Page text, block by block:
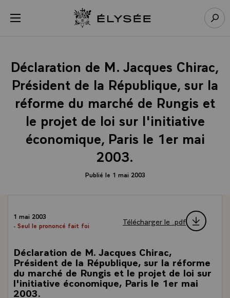
menu Retour à l’accueil Élysée
Déclaration de M. Jacques Chirac,
Président de la République, sur la
réforme du marché de Rungis et
le projet de loi sur l'initiative
économique, Paris le 1er mai
2003.
Publié le 1 mai 2003
1 mai 2003
- Seul le prononcé fait foi
Télécharger le .pdf
Déclaration de M. Jacques Chirac,
Président de la République, sur la réforme
du marché de Rungis et le projet de loi sur
l'initiative économique, Paris le 1er mai
2003.
Panneau de gestion des cookies